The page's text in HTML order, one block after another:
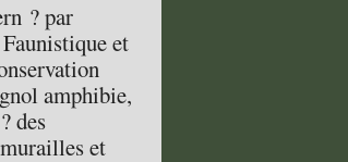
? par
et
amphibie,
des
et